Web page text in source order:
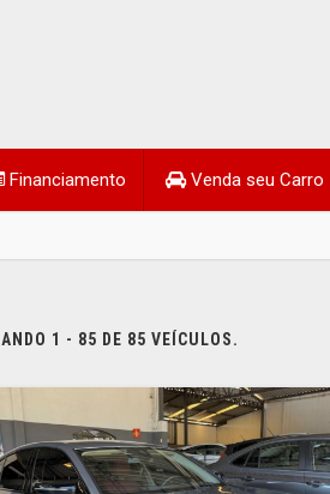
Financiamento Venda seu Carro
1 - 85 DE 85 VEÍCULOS.